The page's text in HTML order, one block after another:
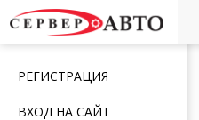
Меню
РЕГИСТРАЦИЯ
ВХОД НА САЙТ